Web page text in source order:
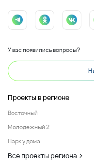
У вас появились вопросы?
Проекты в регионе
Восточный
Молодежный 2
Парк у дома
Все проекты региона